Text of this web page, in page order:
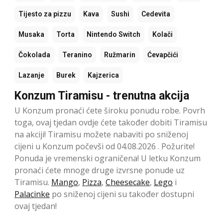
Tijesto za pizzu Kava Sushi Cedevita
Musaka Torta Nintendo Switch Kolači
Čokolada Teranino Ružmarin Ćevapčići
Lazanje Burek Kajzerica
Konzum Tiramisu - trenutna akcija
U Konzum pronaći ćete široku ponudu robe. Povrh
toga, ovaj tjedan ovdje ćete također dobiti Tiramisu
na akciji! Tiramisu možete nabaviti po sniženoj
cijeni u Konzum počevši od 04.08.2026 . Požurite!
Ponuda je vremenski ograničena! U letku Konzum
pronaći ćete mnoge druge izvrsne ponude uz
Tiramisu. Mango, Pizza, Cheesecake, Lego i
Palacinke po sniženoj cijeni su također dostupni
ovaj tjedan!